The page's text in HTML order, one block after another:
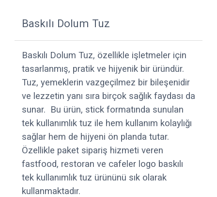
Baskılı Dolum Tuz
Baskılı Dolum Tuz, özellikle işletmeler için
tasarlanmış, pratik ve hijyenik bir üründür.
Tuz, yemeklerin vazgeçilmez bir bileşenidir
ve lezzetin yanı sıra birçok sağlık faydası da
sunar. Bu ürün, stick formatında sunulan
tek kullanımlık tuz ile hem kullanım kolaylığı
sağlar hem de hijyeni ön planda tutar.
Özellikle paket sipariş hizmeti veren
fastfood, restoran ve cafeler logo baskılı
tek kullanımlık tuz ürününü sık olarak
kullanmaktadır.